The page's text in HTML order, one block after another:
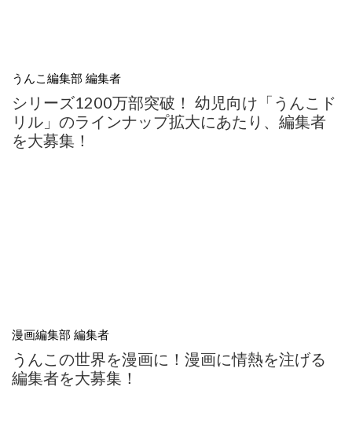
うんこ編集部 編集者
シリーズ1200万部突破！ 幼児向け「うんこド
リル」のラインナップ拡大にあたり、編集者
を大募集！
漫画編集部 編集者
うんこの世界を漫画に！漫画に情熱を注げる
編集者を大募集！